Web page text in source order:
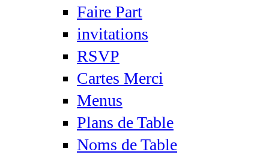
Faire Part
invitations
RSVP
Cartes Merci
Menus
Plans de Table
Noms de Table